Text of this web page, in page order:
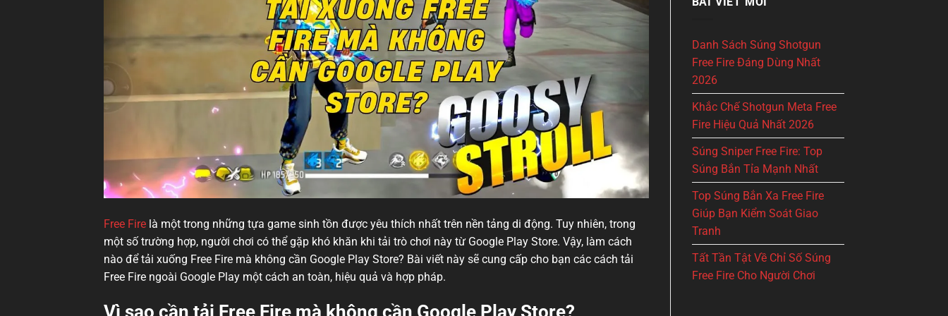
Free Fire là một trong những tựa game sinh tồn được yêu thích nhất trên nền tảng di động. Tuy nhiên, trong
một số trường hợp, người chơi có thể gặp khó khăn khi tải trò chơi này từ Google Play Store. Vậy, làm cách
nào để tải xuống Free Fire mà không cần Google Play Store? Bài viết này sẽ cung cấp cho bạn các cách tải
Free Fire ngoài Google Play một cách an toàn, hiệu quả và hợp pháp.
Danh Sách Súng Shotgun
Free Fire Đáng Dùng Nhất
2026
Khắc Chế Shotgun Meta Free
Fire Hiệu Quả Nhất 2026
Súng Sniper Free Fire: Top
Súng Bắn Tỉa Mạnh Nhất
Top Súng Bắn Xa Free Fire
Giúp Bạn Kiểm Soát Giao
Tranh
Tất Tần Tật Về Chỉ Số Súng
Free Fire Cho Người Chơi